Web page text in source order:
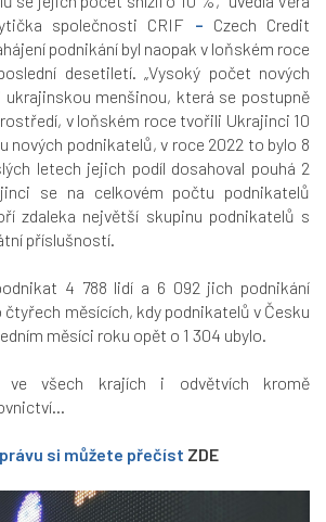
společnosti CRIF – Czech Credit
podnikání byl naopak v loňském roce
desetiletí.„Vysoký počet nových
menšinou, která se postupně
v loňském roce tvořili Ukrajinci 10
nových podnikatelů, v roce 2022 to bylo 8
letech jejich podíl dosahoval pouhá 2
se na celkovém počtu podnikatelů
zdaleka největší skupinu podnikatelů s
příslušností.
4 788 lidí a 6 092 jich podnikání
čtyřech měsících, kdy podnikatelů v Česku
měsíci roku opět o 1 304 ubylo.
ve všech krajích i odvětvích kromě
si můžete přečíst ZDE